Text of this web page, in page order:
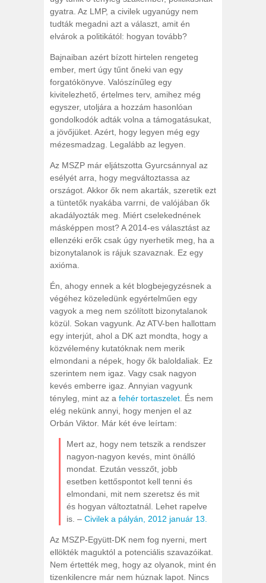
gyatra. Az LMP, a civilek ugyanúgy nem
tudták megadni azt a választ, amit én
elvárok a politikától: hogyan tovább?
Bajnaiban azért bízott hirtelen rengeteg
ember, mert úgy tűnt őneki van egy
forgatókönyve. Valószínűleg egy
kivitelezhető, értelmes terv, amihez még
egyszer, utoljára a hozzám hasonlóan
gondolkodók adták volna a támogatásukat,
a jövőjüket. Azért, hogy legyen még egy
mézesmadzag. Legalább az legyen.
Az MSZP már eljátszotta Gyurcsánnyal az
esélyét arra, hogy megváltoztassa az
országot. Akkor ők nem akarták, szeretik ezt
a tüntetők nyakába varrni, de valójában ők
akadályozták meg. Miért cselekednének
másképpen most? A 2014-es választást az
ellenzéki erők csak úgy nyerhetik meg, ha a
bizonytalanok is rájuk szavaznak. Ez egy
axióma.
Én, ahogy ennek a két blogbejegyzésnek a
végéhez közeledünk egyértelműen egy
vagyok a meg nem szólított bizonytalanok
közül. Sokan vagyunk. Az ATV-ben hallottam
egy interjút, ahol a DK azt mondta, hogy a
közvélemény kutatóknak nem merik
elmondani a népek, hogy ők baloldaliak. Ez
szerintem nem igaz. Vagy csak nagyon
kevés emberre igaz. Annyian vagyunk
tényleg, mint az a fehér tortaszelet . És nem
elég nekünk annyi, hogy menjen el az
Orbán Viktor. Már két éve leírtam:
Mert az, hogy nem tetszik a rendszer
nagyon-nagyon kevés, mint önálló
mondat. Ezután vesszőt, jobb
esetben kettőspontot kell tenni és
elmondani, mit nem szeretsz és mit
és hogyan változtatnál. Lehet rapelve
is. – Civilek a pályán, 2012 január 13.
Az MSZP-Együtt-DK nem fog nyerni, mert
ellökték maguktól a potenciális szavazóikat.
Nem értették meg, hogy az olyanok, mint én
tizenkilencre már nem húznak lapot. Nincs